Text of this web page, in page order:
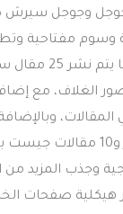
وجوجل سيرش
مفتاحية وتطوير
وضوح الموقع.
الغلاف، مع
سوشيال سيجنالز و10
وجذب المزيد من
هيكلية صفحات